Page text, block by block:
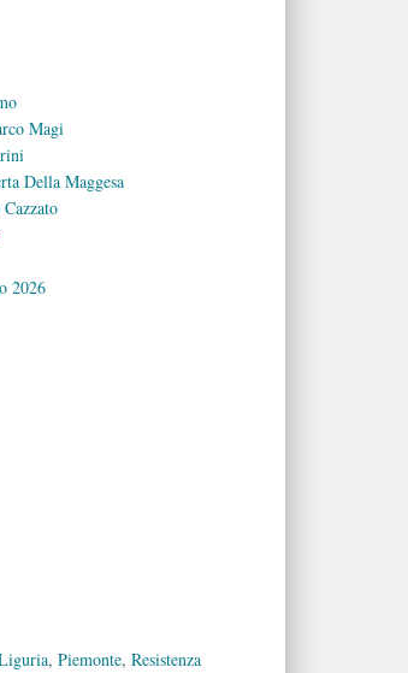
Magi
Della Maggesa
2026
, Piemonte, Resistenza